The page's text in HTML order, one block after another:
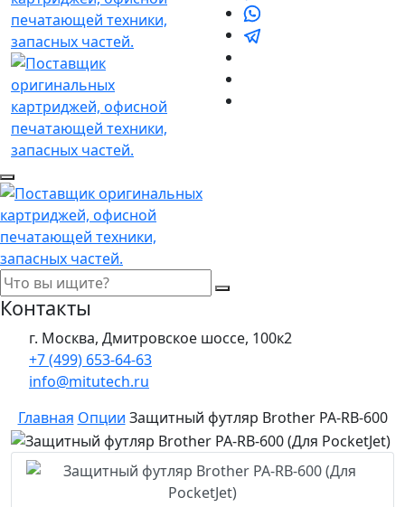
Контакты
г. Москва, Дмитровское шоссе, 100к2
+7 (499) 653-64-63
info@mitutech.ru
Главная Опции Защитный футляр Brother PA-RB-600